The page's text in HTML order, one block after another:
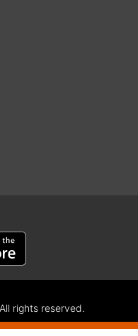
rights reserved.
Redressal RSS RIO